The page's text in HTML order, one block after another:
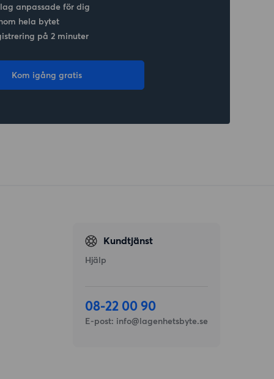
anpassade för dig
hela bytet
på 2 minuter
Kom igång gratis
Kundtjänst
Hjälp
08-22 00 90
E-post: info@lagenhetsbyte.se